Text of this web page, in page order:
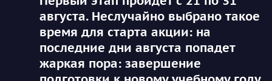
августа. Неслучайно выбрано такое
время для старта акции: на
последние дни августа попадет
жаркая пора: завершение